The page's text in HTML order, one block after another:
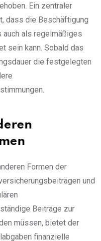
Ein zentraler
dass die Beschäftigung
als regelmäßiges
sein kann. Sobald das
die festgelegten
Formen der
und
Beiträge zur
müssen, bietet der
finanzielle